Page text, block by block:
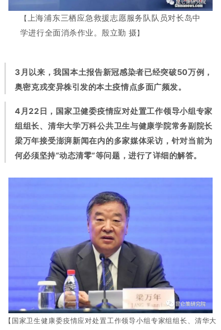
【
上海浦东三栖应急救援志愿服务队队员对长岛中
学进行全面消杀作业。殷立勤 摄】
3月以来，我国本土报告新冠感染者已经突破50万例，
奥密克戎变异株引发的本土疫情点多面广频发。
4月22日，国家卫健委疫情应对处置工作领导小组专家
组组长、清华大学万科公共卫生与健康学院常务副院长
梁万年接受澎湃新闻在内的多家媒体采访，针对当前为
何必须坚持“动态清零”等问题，进行了详细的解答。
【国家卫生健康委疫情应对处置工作领导小组专家组组长、清华大